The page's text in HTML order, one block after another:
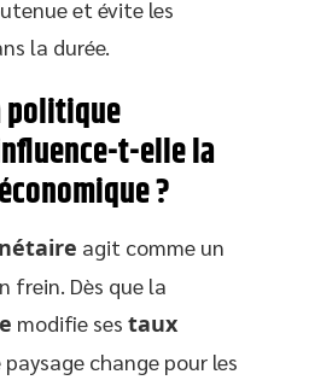
et évite les
la durée.
politique
t-elle la
?
agit comme un
frein. Dès que la
modifie ses taux
change pour les